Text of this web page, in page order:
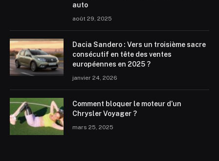
auto
août 29, 2025
Dacia Sandero : Vers un troisième sacre
consécutif en tête des ventes
européennes en 2025 ?
janvier 24, 2026
Comment bloquer le moteur d’un
Chrysler Voyager ?
mars 25, 2025